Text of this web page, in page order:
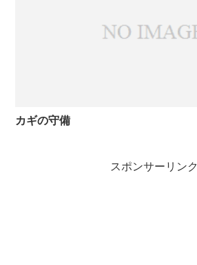
カギの守備
スポンサーリンク